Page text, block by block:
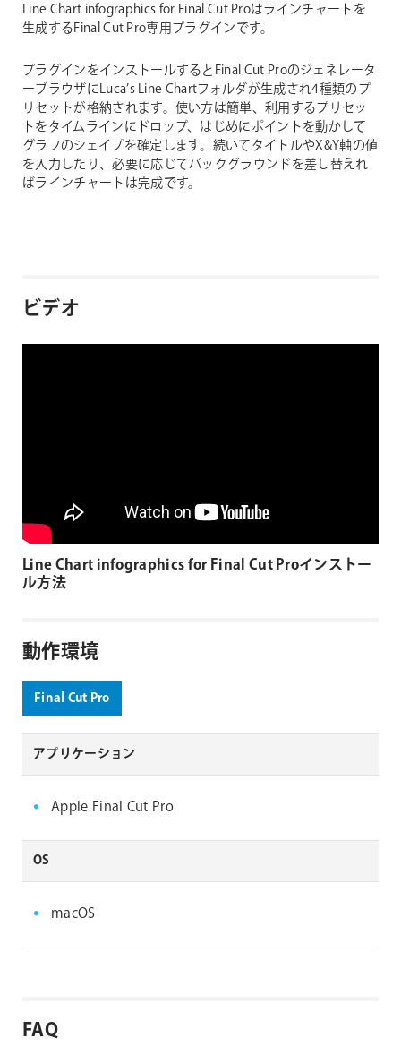
Line Chart infographics for Final Cut Proはラインチャートを
生成するFinal Cut Pro専用プラグインです。
プラグインをインストールするとFinal Cut Proのジェネレータ
ーブラウザにLuca’s Line Chartフォルダが生成され4種類のプ
リセットが格納されます。使い方は簡単、利用するプリセッ
トをタイムラインにドロップ、はじめにポイントを動かして
グラフのシェイプを確定します。続いてタイトルやX&Y軸の値
を入力したり、必要に応じてバックグラウンドを差し替えれ
ばラインチャートは完成です。
ビデオ
Line Chart infographics for Final Cut Proインストー
ル方法
動作環境
Final Cut Pro
アプリケーション
Apple Final Cut Pro
OS
macOS
FAQ